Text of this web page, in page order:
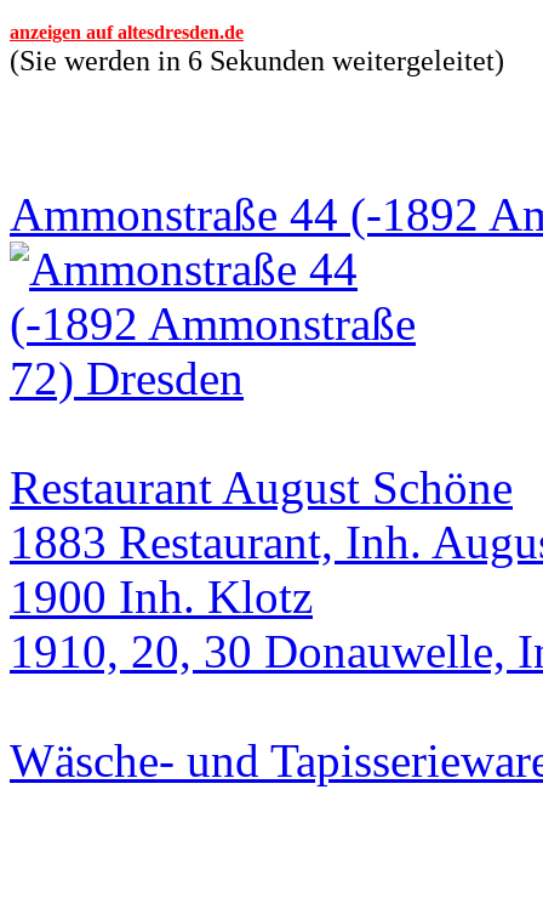
anzeigen auf altesdresden.de
(Sie werden in 6 Sekunden weitergeleitet)
Ammonstraße 44 (-1892
Restaurant August Schöne
1883 Restaurant, Inh.
1900 Inh. Klotz
1910, 20, 30 Donauwelle,
Wäsche- und